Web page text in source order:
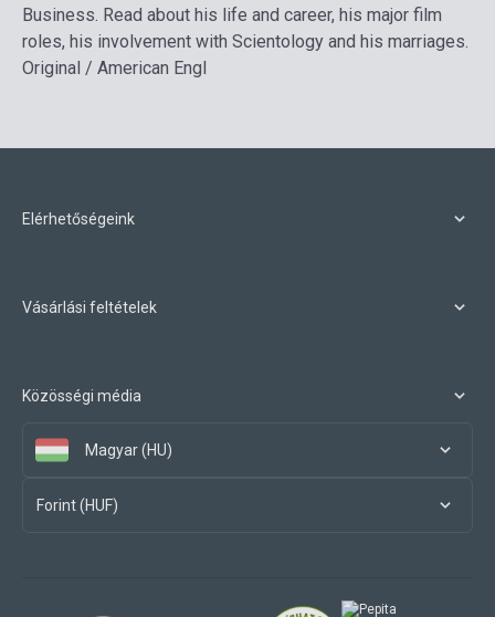
Business. Read about his life and career, his major film
roles, his involvement with Scientology and his marriages.
Original / American Engl
Elérhetőségeink
Vásárlási feltételek
Közösségi média
Magyar (HU)
Forint (HUF)